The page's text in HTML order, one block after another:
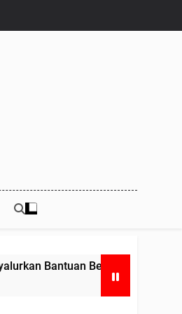
Bapang (Bantuan Pangan)